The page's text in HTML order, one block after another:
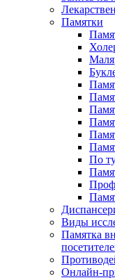
Памятки
По
Виды
Памятка
Онлайн-